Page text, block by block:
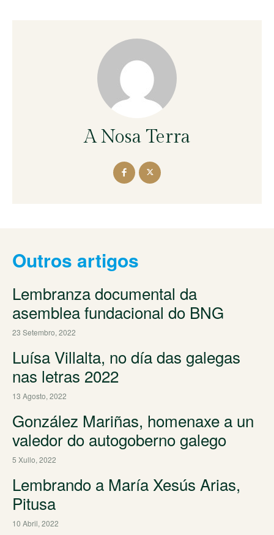
A Nosa Terra
Outros artigos
Lembranza documental da
asemblea fundacional do BNG
23 Setembro, 2022
Luísa Villalta, no día das galegas
nas letras 2022
13 Agosto, 2022
González Mariñas, homenaxe a un
valedor do autogoberno galego
5 Xullo, 2022
Lembrando a María Xesús Arias,
Pitusa
10 Abril, 2022